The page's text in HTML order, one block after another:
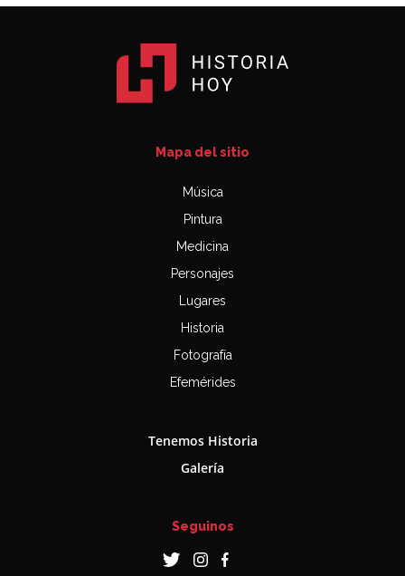
Mapa del sitio
Música
Pintura
Medicina
Personajes
Lugares
Historia
Fotografía
Efemérides
Tenemos Historia
Galería
Seguinos